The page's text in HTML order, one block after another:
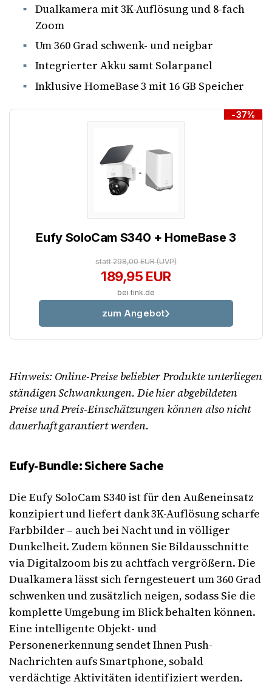
Dualkamera mit 3K-Auflösung und 8-fach
Zoom
Um 360 Grad schwenk- und neigbar
Integrierter Akku samt Solarpanel
Inklusive HomeBase 3 mit 16 GB Speicher
-37%
Eufy SoloCam S340 + HomeBase 3
statt 298,00 EUR(UVP)
189,95 EUR
bei tink.de
zum Angebot
Hinweis: Online-Preise beliebter Produkte unterliegen
ständigen Schwankungen. Die hier abgebildeten
Preise und Preis-Einschätzungen können also nicht
dauerhaft garantiert werden.
Eufy-Bundle: Sichere Sache
Die Eufy SoloCam S340 ist für den Außeneinsatz
konzipiert und liefert dank 3K-Auflösung scharfe
Farbbilder – auch bei Nacht und in völliger
Dunkelheit. Zudem können Sie Bildausschnitte
via Digitalzoom bis zu achtfach vergrößern. Die
Dualkamera lässt sich ferngesteuert um 360 Grad
schwenken und zusätzlich neigen, sodass Sie die
komplette Umgebung im Blick behalten können.
Eine intelligente Objekt- und
Personenerkennung sendet Ihnen Push-
Nachrichten aufs Smartphone, sobald
verdächtige Aktivitäten identifiziert werden.